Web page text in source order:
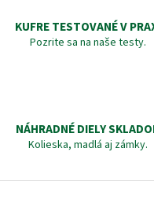
KUFRE TESTOVANÉ V
Pozrite sa na naše testy.
NÁHRADNÉ DIELY
Kolieska, madlá aj zámky.
Z